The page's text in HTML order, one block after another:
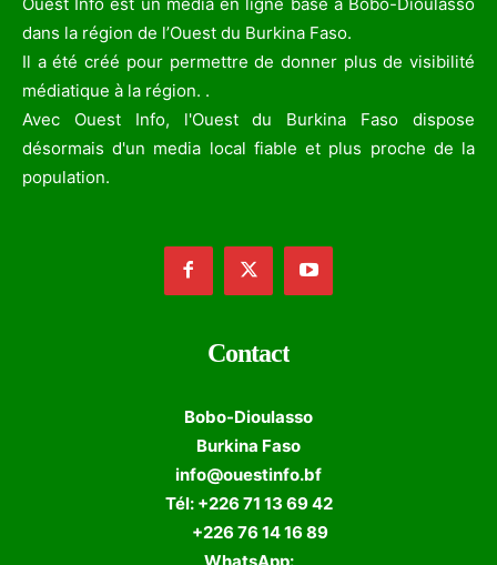
dans la région de l’Ouest du Burkina Faso.
Il a été créé pour permettre de donner plus de visibilité
médiatique à la région. .
Avec Ouest Info, l'Ouest du Burkina Faso dispose
désormais d'un media local fiable et plus proche de la
population.
Contact
Bobo-Dioulasso
Burkina Faso
info@ouestinfo.bf
Tél: +226 71 13 69 42
+226 76 14 16 89